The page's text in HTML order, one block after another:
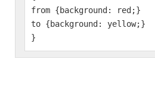
from {background: red;}
to {background: yellow;}
}